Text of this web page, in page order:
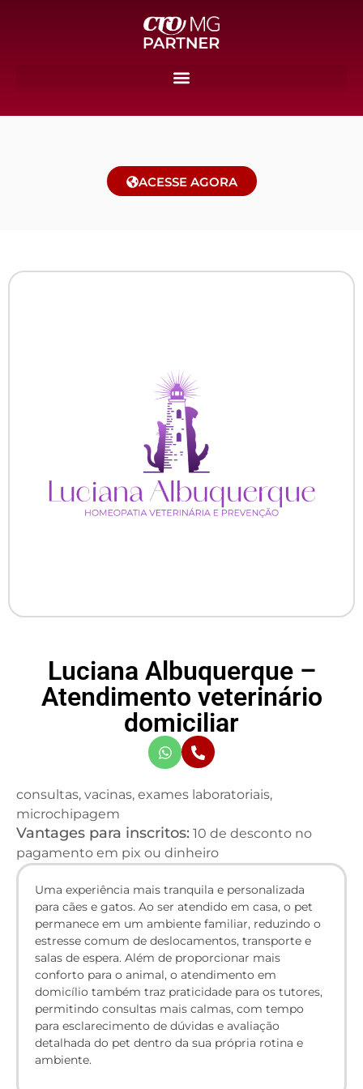
ACESSE AGORA
Luciana Albuquerque –
Atendimento veterinário
domiciliar
consultas, vacinas, exames laboratoriais,
microchipagem
Vantages para inscritos: 10 de desconto no
pagamento em pix ou dinheiro
Uma experiência mais tranquila e personalizada
para cães e gatos. Ao ser atendido em casa, o pet
permanece em um ambiente familiar, reduzindo o
estresse comum de deslocamentos, transporte e
salas de espera. Além de proporcionar mais
conforto para o animal, o atendimento em
domicílio também traz praticidade para os tutores,
permitindo consultas mais calmas, com tempo
para esclarecimento de dúvidas e avaliação
detalhada do pet dentro da sua própria rotina e
ambiente.